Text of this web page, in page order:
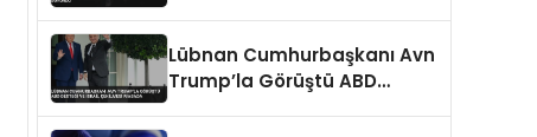
Lübnan Cumhurbaşkanı Avn
Trump’la Görüştü ABD